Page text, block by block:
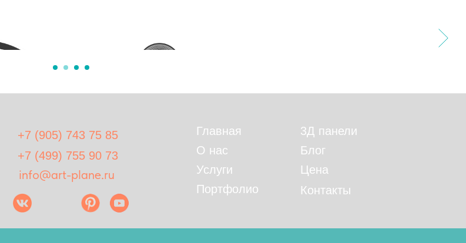
О нас
Услуги
Портфолио
3Д панели
Блог
Цена
Контакты
Главная
+7 (905) 743 75 85
+7 (499) 755 90 73
info@art-plane.ru